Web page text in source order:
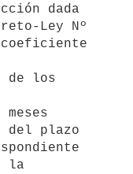
dada
Ley Nº
de los
del plazo
la